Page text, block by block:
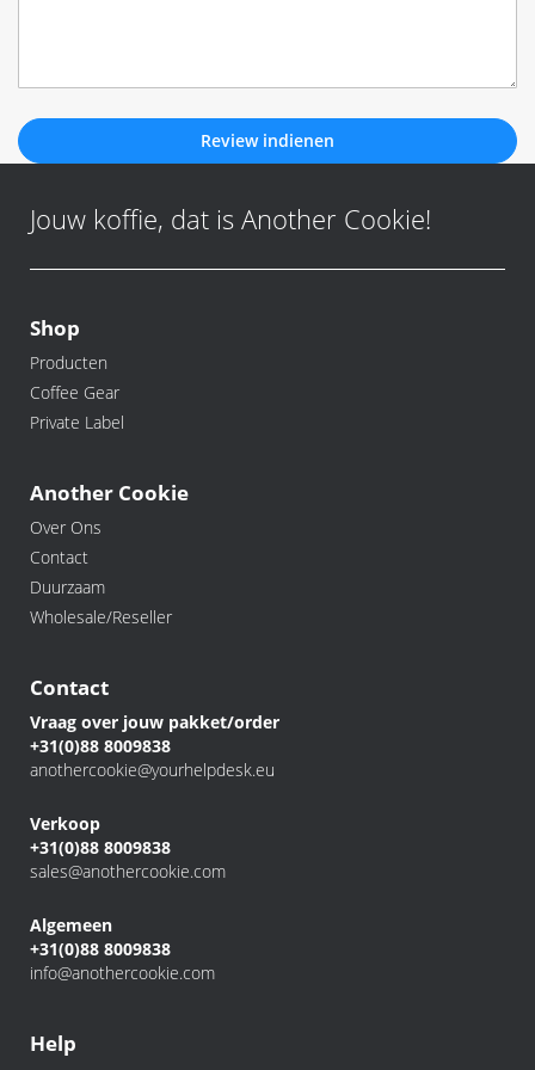
Review indienen
Jouw koffie, dat is Another Cookie!
Shop
Producten
Coffee Gear
Private Label
Another Cookie
Over Ons
Contact
Duurzaam
Wholesale/Reseller
Contact
Vraag over jouw pakket/order
+31(0)88 8009838
anothercookie@yourhelpdesk.eu
Verkoop
+31(0)88 8009838
sales@anothercookie.com
Algemeen
+31(0)88 8009838
info@anothercookie.com
Help